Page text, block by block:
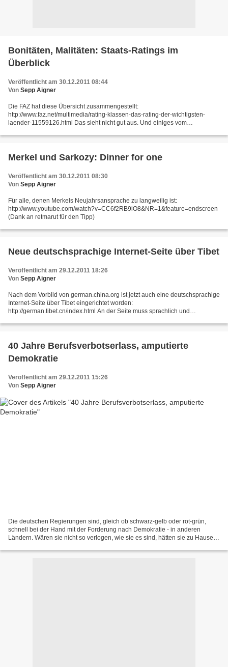
Bonitäten, Malitäten: Staats-Ratings im
Überblick
Veröffentlicht am 30.12.2011 08:44
Von Sepp Aigner
Die FAZ hat diese Übersicht zusammengestellt:
http://www.faz.net/multimedia/rating-klassen-das-rating-der-wichtigsten-
laender-11559126.html Das sieht nicht gut aus. Und einiges vom
davon...
Merkel und Sarkozy: Dinner for one
Veröffentlicht am 30.12.2011 08:30
Von Sepp Aigner
Für alle, denen Merkels Neujahrsansprache zu langweilig ist:
http://www.youtube.com/watch?v=CC6f2RB9iO8&NR=1&feature=endscreen
(Dank an retmarut für den Tipp)
Neue deutschsprachige Internet-Seite über Tibet
Veröffentlicht am 29.12.2011 18:26
Von Sepp Aigner
Nach dem Vorbild von german.china.org ist jetzt auch eine deutschsprachige
Internet-Seite über Tibet eingerichtet worden:
http://german.tibet.cn/index.html An der Seite muss sprachlich und
40 Jahre Berufsverbotserlass, amputierte
Demokratie
Veröffentlicht am 29.12.2011 15:26
Von Sepp Aigner
Die deutschen Regierungen sind, gleich ob schwarz-gelb oder rot-grün,
schnell bei der Hand mit der Forderung nach Demokratie - in anderen
Ländern. Wären sie nicht so verlogen, wie sie es sind, hätten sie zu Hause